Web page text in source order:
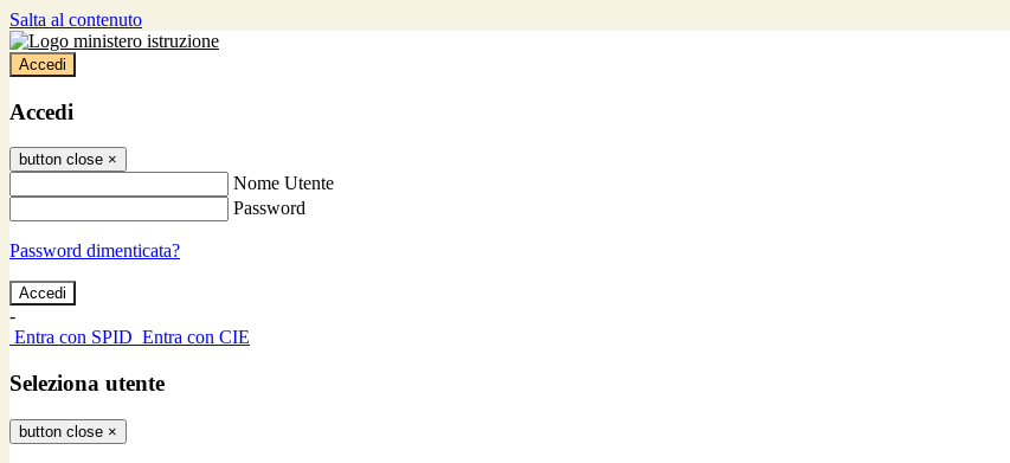
Salta al contenuto
Accedi
Accedi
button close ×
Nome Utente
Password
Password dimenticata?
-
Entra con SPID Entra con CIE
Seleziona utente
button close ×